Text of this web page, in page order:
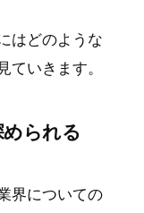
はどのような
ていきます。
られる
界についての